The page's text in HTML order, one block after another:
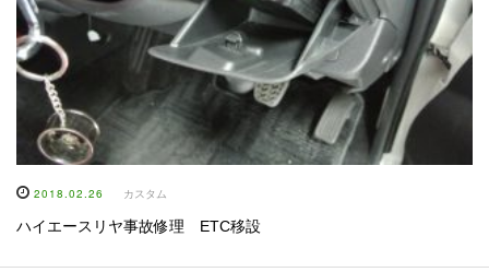
2018.02.26 カスタム
ハイエースリヤ事故修理 ETC移設